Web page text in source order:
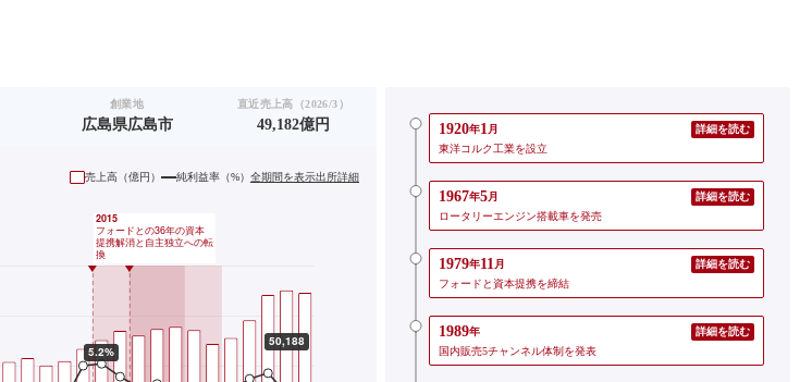
創業地
広島県広島市
直近売上高（2026/3）
49,182億円
売上高（億円） 純利益率（%） 全期間を表示出所詳細
1920年1月
詳細を読む
東洋コルク工業を設立
1967年5月
詳細を読む
ロータリーエンジン搭載車を発売
1979年11月
詳細を読む
フォードと資本提携を締結
1989年
詳細を読む
国内販売5チャンネル体制を発表